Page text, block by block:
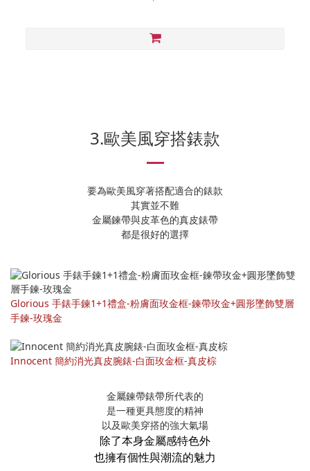
3.歐美風穿搭錶款
要為歐美風穿著搭配適合的錶款
其實並不難
金屬鍊帶與皮革色的真皮錶帶
都是很好的選擇
Glorious 手錶手鍊1+1禮盒-粉膚面玫金框-鍊帶玫金+圓形墜飾雙層
手鍊-玫瑰金
Innocent 簡約消光真皮腕錶-白面玫金框-真皮棕
金屬鍊帶錶帶所代表的
是一種更具態度的精神
以及歐美穿搭的強大氣場
除了本身金屬感特色外
也擁有個性與潮流的魅力